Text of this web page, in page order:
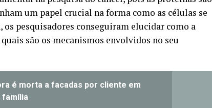
um papel crucial na forma como as células se
pesquisadores conseguiram elucidar como a
são os mecanismos envolvidos no seu
é morta a facadas por cliente em
família